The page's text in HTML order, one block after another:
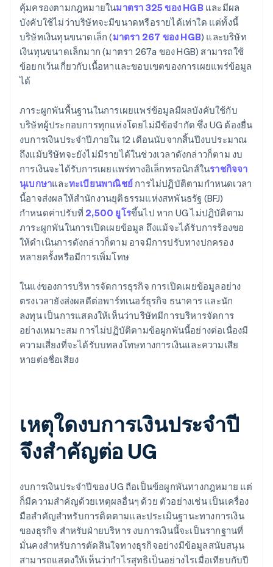
คุ้มครองตามกฎหมายในมาตรา 325 ของ HGBและมีผล
บังคับใช้ไม่ว่าบริษัทจะมีขนาดหรือรายได้เท่าใด แต่ทั้งนี้
บริษัทเงินทุนขนาดเล็ก (มาตรา 267 ของ HGB) และบริษัท
เงินทุนขนาดเล็กมาก (มาตรา 267a ของ HGB) สามารถใช้
ข้อยกเว้นเกี่ยวกับเนื้อหาและขอบเขตของการเผยแพร่ข้อมูล
ได้
ภาระผูกพันพื้นฐานในการเผยแพร่ข้อมูลมีผลบังคับใช้กับ
บริษัทผู้ประกอบการทุกแห่งโดยไม่มีข้อจำกัด ซึ่ง UG ต้องยื่น
งบการเงินประจำปีภายใน 12 เดือนนับจากสิ้นปีงบประมาณ
ถึงแม้บริษัทจะยังไม่มีรายได้ในช่วงเวลาดังกล่าวก็ตาม งบ
การเงินจะได้รับการเผยแพร่ทางอิเล็กทรอนิกส์ในราชกิจจา
นุเบกษาและทะเบียนพาณิชย์ การไม่ปฏิบัติตามกำหนดเวลา
นี้อาจส่งผลให้สำนักงานยุติธรรมแห่งสหพันธรัฐ (BFJ)
กำหนดค่าปรับที่ 2,500 ยูโรขึ้นไป หาก UG ไม่ปฏิบัติตาม
ภาระผูกพันในการเปิดเผยข้อมูล ถึงแม้จะได้รับการร้องขอ
ให้ดำเนินการดังกล่าวก็ตาม อาจมีการปรับทางปกครอง
หลายครั้งหรือมีการเพิ่มโทษ
ในแง่ของการบริหารจัดการธุรกิจ การเปิดเผยข้อมูลอย่าง
ตรงเวลายังส่งผลดีต่อพาร์ทเนอร์ธุรกิจ ธนาคาร และนัก
ลงทุน เป็นการแสดงให้เห็นว่าบริษัทมีการบริหารจัดการ
อย่างเหมาะสม การไม่ปฏิบัติตามข้อผูกพันนี้อย่างต่อเนื่องมี
ความเสี่ยงที่จะได้รับบทลงโทษทางการเงินและความเสีย
หายต่อชื่อเสียง
เหตุใดงบการเงินประจำปี
จึงสำคัญต่อ UG
งบการเงินประจำปีของ UG ถือเป็นข้อผูกพันทางกฎหมาย แต่
ก็มีความสำคัญด้วยเหตุผลอื่นๆ ด้วย ตัวอย่างเช่น เป็นเครื่อง
มือสำคัญสำหรับการติดตามและประเมินฐานะทางการเงิน
ของธุรกิจ สำหรับฝ่ายบริหาร งบการเงินนี้จะเป็นรากฐานที่
มั่นคงสำหรับการตัดสินใจทางธุรกิจอย่างมีข้อมูลสนับสนุน
สามารถแสดงให้เห็นว่ากำไรสุทธิเป็นอย่างไรเมื่อเทียบกับปี